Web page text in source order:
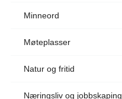
Minneord
Møteplasser
Natur og fritid
Næringsliv og jobbskaping